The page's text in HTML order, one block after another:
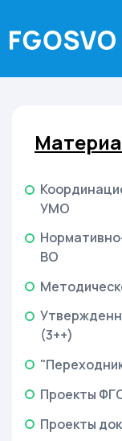
УМО
ВО
(3++)
Проекты
Проекты